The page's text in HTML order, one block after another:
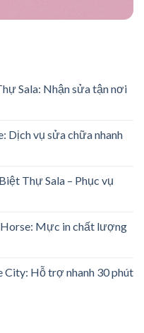
Sala: Nhận sửa tận nơi
Dịch vụ sửa chữa nhanh
Thự Sala – Phục vụ
Mực in chất lượng
City: Hỗ trợ nhanh 30 phút